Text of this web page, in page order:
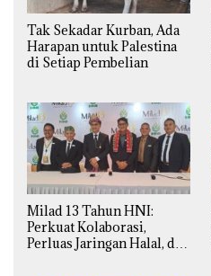
Tak Sekadar Kurban, Ada
Harapan untuk Palestina
di Setiap Pembelian
Milad 13 Tahun HNI:
Perkuat Kolaborasi,
Perluas Jaringan Halal, dan